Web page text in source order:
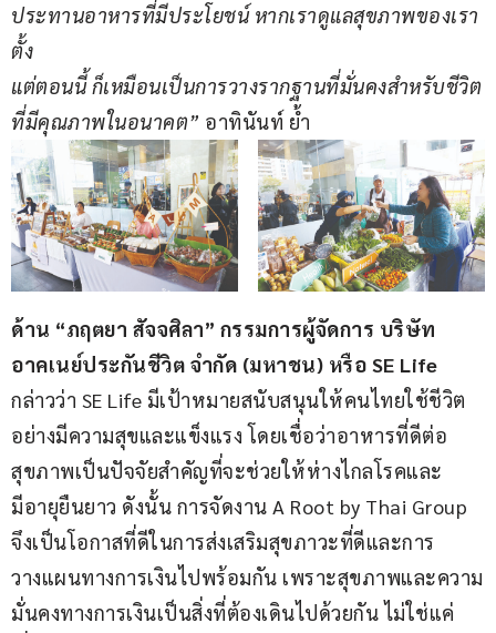
ประทานอาหารที่มีประโยชน์ หากเราดูแลสุขภาพของเรา
ตั้ง
แต่ตอนนี้ ก็เหมือนเป็นการวางรากฐานที่มั่นคงสำหรับชีวิต
ที่มีคุณภาพในอนาคต” อาทินันท์ ย้ำ
ด้าน “ภฤตยา สัจจศิลา” กรรมการผู้จัดการ บริษัท
อาคเนย์ประกันชีวิต จำกัด (มหาชน) หรือ SE Life
กล่าวว่า SE Life มีเป้าหมายสนับสนุนให้คนไทยใช้ชีวิต
อย่างมีความสุขและแข็งแรง โดยเชื่อว่าอาหารที่ดีต่อ
สุขภาพเป็นปัจจัยสำคัญที่จะช่วยให้ห่างไกลโรคและ
มีอายุยืนยาว ดังนั้น การจัดงาน A Root by Thai Group
จึงเป็นโอกาสที่ดีในการส่งเสริมสุขภาวะที่ดีและการ
วางแผนทางการเงินไปพร้อมกัน เพราะสุขภาพและความ
มั่นคงทางการเงินเป็นสิ่งที่ต้องเดินไปด้วยกัน ไม่ใช่แค่